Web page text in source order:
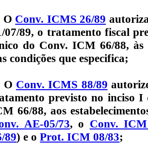
O Conv. ICMS 26/89
07/89, o tratamento fiscal
do Conv. ICM 66/88, às
condições que especifica;
O Conv. ICMS 88/89
previsto no inciso I
66/88, aos
AE-05/73, o Conv.
89) e oProt. ICM 08/83;